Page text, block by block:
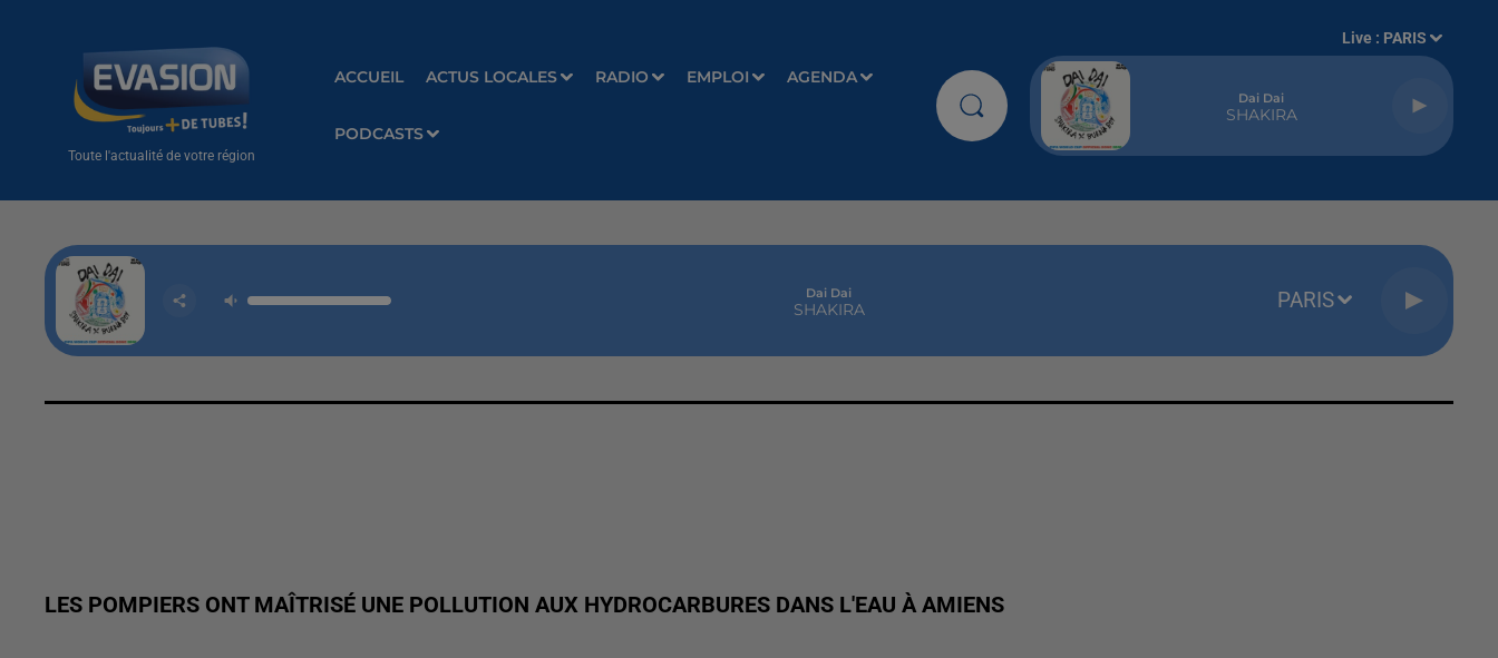
Toute l'actualité de votre région
ACCUEIL ACTUS LOCALES RADIO EMPLOI AGENDA
PODCASTS
Live : PARIS
Dai Dai
SHAKIRA
Dai Dai
SHAKIRA PARIS
LES POMPIERS ONT MAÎTRISÉ UNE POLLUTION AUX HYDROCARBURES DANS L'EAU À AMIENS